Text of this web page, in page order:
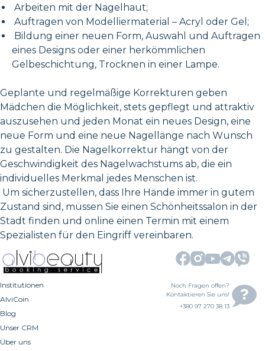
Arbeiten mit der Nagelhaut;
Auftragen von Modelliermaterial – Acryl oder Gel;
Bildung einer neuen Form, Auswahl und Auftragen
eines Designs oder einer herkömmlichen
Gelbeschichtung, Trocknen in einer Lampe.
Geplante und regelmäßige Korrekturen geben
Mädchen die Möglichkeit, stets gepflegt und attraktiv
auszusehen und jeden Monat ein neues Design, eine
neue Form und eine neue Nagellänge nach Wunsch
zu gestalten. Die Nagelkorrektur hängt von der
Geschwindigkeit des Nagelwachstums ab, die ein
individuelles Merkmal jedes Menschen ist.
Um sicherzustellen, dass Ihre Hände immer in gutem
Zustand sind, müssen Sie einen Schönheitssalon in der
Stadt finden und online einen Termin mit einem
Spezialisten für den Eingriff vereinbaren.
Institutionen
AlviCoin
Blog
Unser CRM
Über uns
Noch Fragen offen?
Kontaktieren Sie uns!
+380 97 270 38 13